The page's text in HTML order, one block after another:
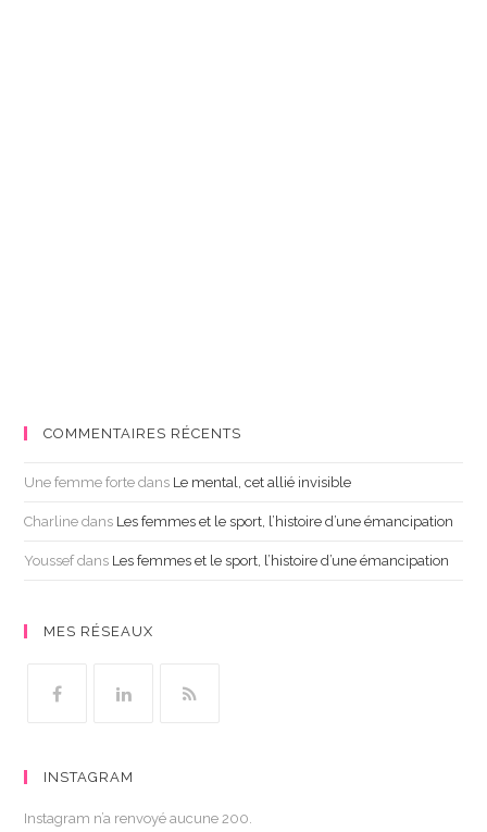
COMMENTAIRES RÉCENTS
Une femme forte dans Le mental, cet allié invisible
Charline dans Les femmes et le sport, l’histoire d’une émancipation
Youssefdans Les femmes et le sport, l’histoire d’une émancipation
MES RÉSEAUX
INSTAGRAM
Instagram n’a renvoyé aucune 200.